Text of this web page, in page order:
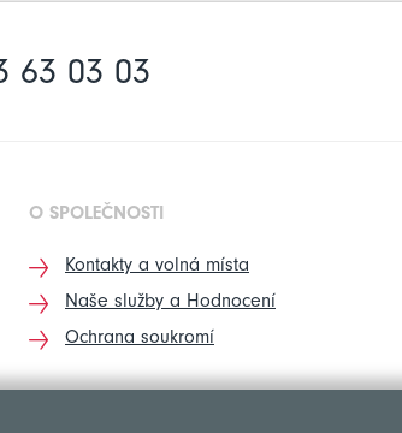
63 03 03
O SPOLEČNOSTI
Kontakty a volná místa
Naše služby a Hodnocení
Ochrana soukromí